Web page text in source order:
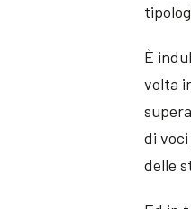
È
volta
di
delle